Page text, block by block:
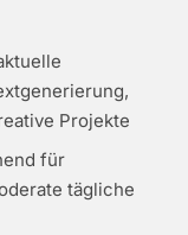
Projekte
für
tägliche